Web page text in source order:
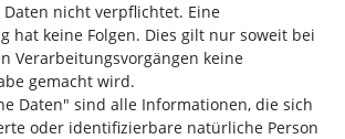
nicht verpflichtet. Eine
hat keine Folgen. Dies gilt nur soweit bei
Verarbeitungsvorgängen keine
gemacht wird.
Daten" sind alle Informationen, die sich
oder identifizierbare natürliche Person